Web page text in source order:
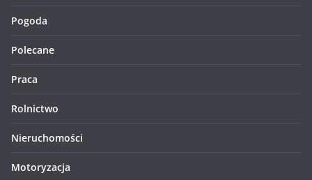
Pogoda
Polecane
Praca
Rolnictwo
Nieruchomości
Motoryzacja